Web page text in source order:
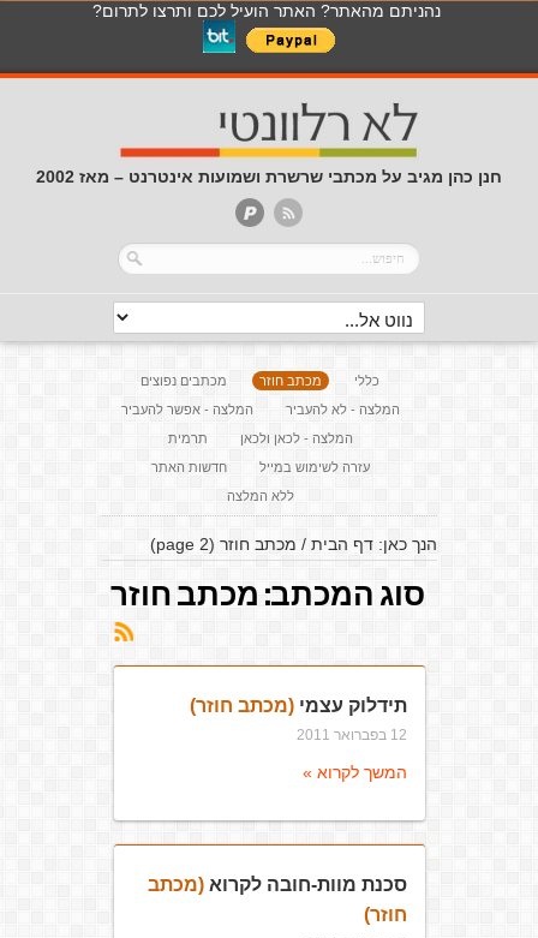
נהניתם מהאתר? האתר הועיל לכם ותרצו לתרום?
חנן כהן מגיב על מכתבי שרשרת ושמועות אינטרנט – מאז 2002
כללי מכתב חוזר
מכתבים נפוצים
המלצה - לא להעביר
המלצה - אפשר להעביר
המלצה - לכאן ולכאן
תרמית
עזרה לשימוש במייל
חדשות האתר
ללא המלצה
הנך כאן:דף הבית / מכתב חוזר (page 2)
סוג המכתב: מכתב חוזר
תידלוק עצמי(מכתב חוזר)
12 בפברואר 2011
המשך לקרוא »
סכנת מוות-חובה לקרוא(מכתב
חוזר)